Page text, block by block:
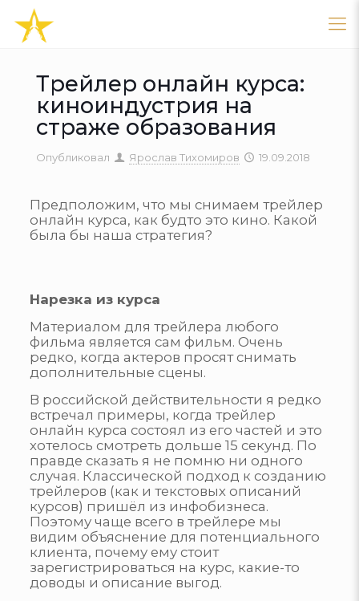
Трейлер онлайн курса:
киноиндустрия на
страже образования
Опубликовал Ярослав Тихомиров 19.09.2018
Предположим, что мы снимаем трейлер
онлайн курса, как будто это кино. Какой
была бы наша стратегия?
Нарезка из курса
Материалом для трейлера любого
фильма является сам фильм. Очень
редко, когда актеров просят снимать
дополнительные сцены.
В российской действительности я редко
встречал примеры, когда трейлер
онлайн курса состоял из его частей и это
хотелось смотреть дольше 15 секунд. По
правде сказать я не помню ни одного
случая. Классической подход к созданию
трейлеров (как и текстовых описаний
курсов) пришёл из инфобизнеса.
Поэтому чаще всего в трейлере мы
видим объяснение для потенциального
клиента, почему ему стоит
зарегистрироваться на курс, какие-то
доводы и описание выгод.